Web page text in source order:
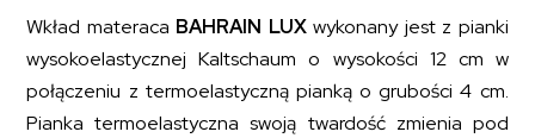
Wkład materaca BAHRAIN LUXwykonany jest z pianki
wysokoelastycznej Kaltschaum o wysokości 12 cm w
połączeniu z termoelastyczną pianką o grubości 4 cm.
Pianka termoelastyczna swoją twardość zmienia pod